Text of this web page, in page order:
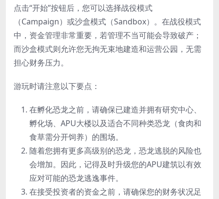
点击“开始”按钮后，您可以选择战役模式
（Campaign）或沙盒模式（Sandbox）。在战役模式
中，资金管理非常重要，若管理不当可能会导致破产；
而沙盒模式则允许您无拘无束地建造和运营公园，无需
担心财务压力。
游玩时请注意以下要点：
在孵化恐龙之前，请确保已建造并拥有研究中心、
孵化场、APU大楼以及适合不同种类恐龙（食肉和
食草需分开饲养）的围场。
随着您拥有更多高级别的恐龙，恐龙逃脱的风险也
会增加。因此，记得及时升级您的APU建筑以有效
应对可能的恐龙逃逸事件。
在接受投资者的资金之前，请确保您的财务状况足